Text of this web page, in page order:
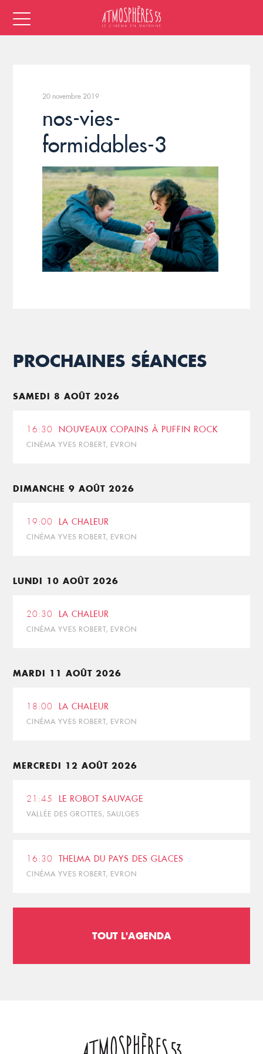
20 novembre 2019
nos-vies-
formidables-3
PROCHAINES SÉANCES
SAMEDI 8 AOÛT 2026
16:30 NOUVEAUX COPAINS À PUFFIN ROCK
CINÉMA YVES ROBERT, EVRON
DIMANCHE 9 AOÛT 2026
19:00 LA CHALEUR
CINÉMA YVES ROBERT, EVRON
LUNDI 10 AOÛT 2026
20:30 LA CHALEUR
CINÉMA YVES ROBERT, EVRON
MARDI 11 AOÛT 2026
18:00 LA CHALEUR
CINÉMA YVES ROBERT, EVRON
MERCREDI 12 AOÛT 2026
21:45 LE ROBOT SAUVAGE
VALLÉE DES GROTTES, SAULGES
16:30 THELMA DU PAYS DES GLACES
CINÉMA YVES ROBERT, EVRON
TOUT L'AGENDA